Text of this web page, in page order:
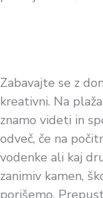
Zabavajte se z
kreativni. Na
znamo videti in
odveč, če na
vodenke ali kaj
zanimiv kamen,
porišemo.